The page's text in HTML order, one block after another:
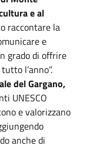
e al
raccontare la
e
grado di offrire
l’anno”.
del Gargano,
UNESCO
e valorizzano
anche di